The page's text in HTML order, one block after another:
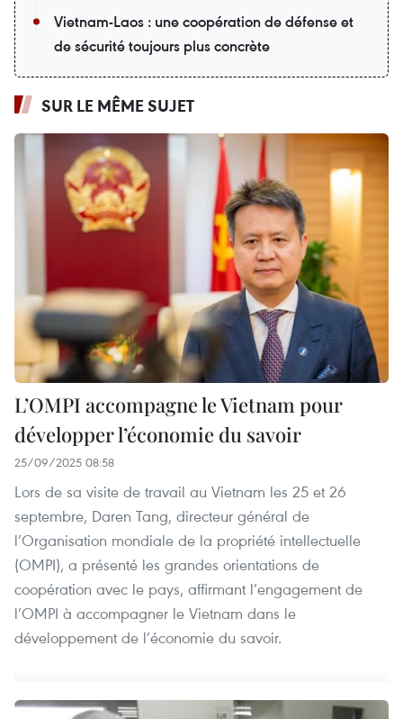
Vietnam-Laos : une coopération de défense et
de sécurité toujours plus concrète
SUR LE MÊME SUJET
L’OMPI accompagne le Vietnam pour
développer l’économie du savoir
25/09/2025 08:58
Lors de sa visite de travail au Vietnam les 25 et 26
septembre, Daren Tang, directeur général de
l’Organisation mondiale de la propriété intellectuelle
(OMPI), a présenté les grandes orientations de
coopération avec le pays, affirmant l’engagement de
l’OMPI à accompagner le Vietnam dans le
développement de l’économie du savoir.